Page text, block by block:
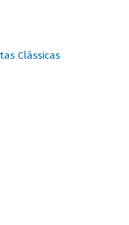
Clássicas